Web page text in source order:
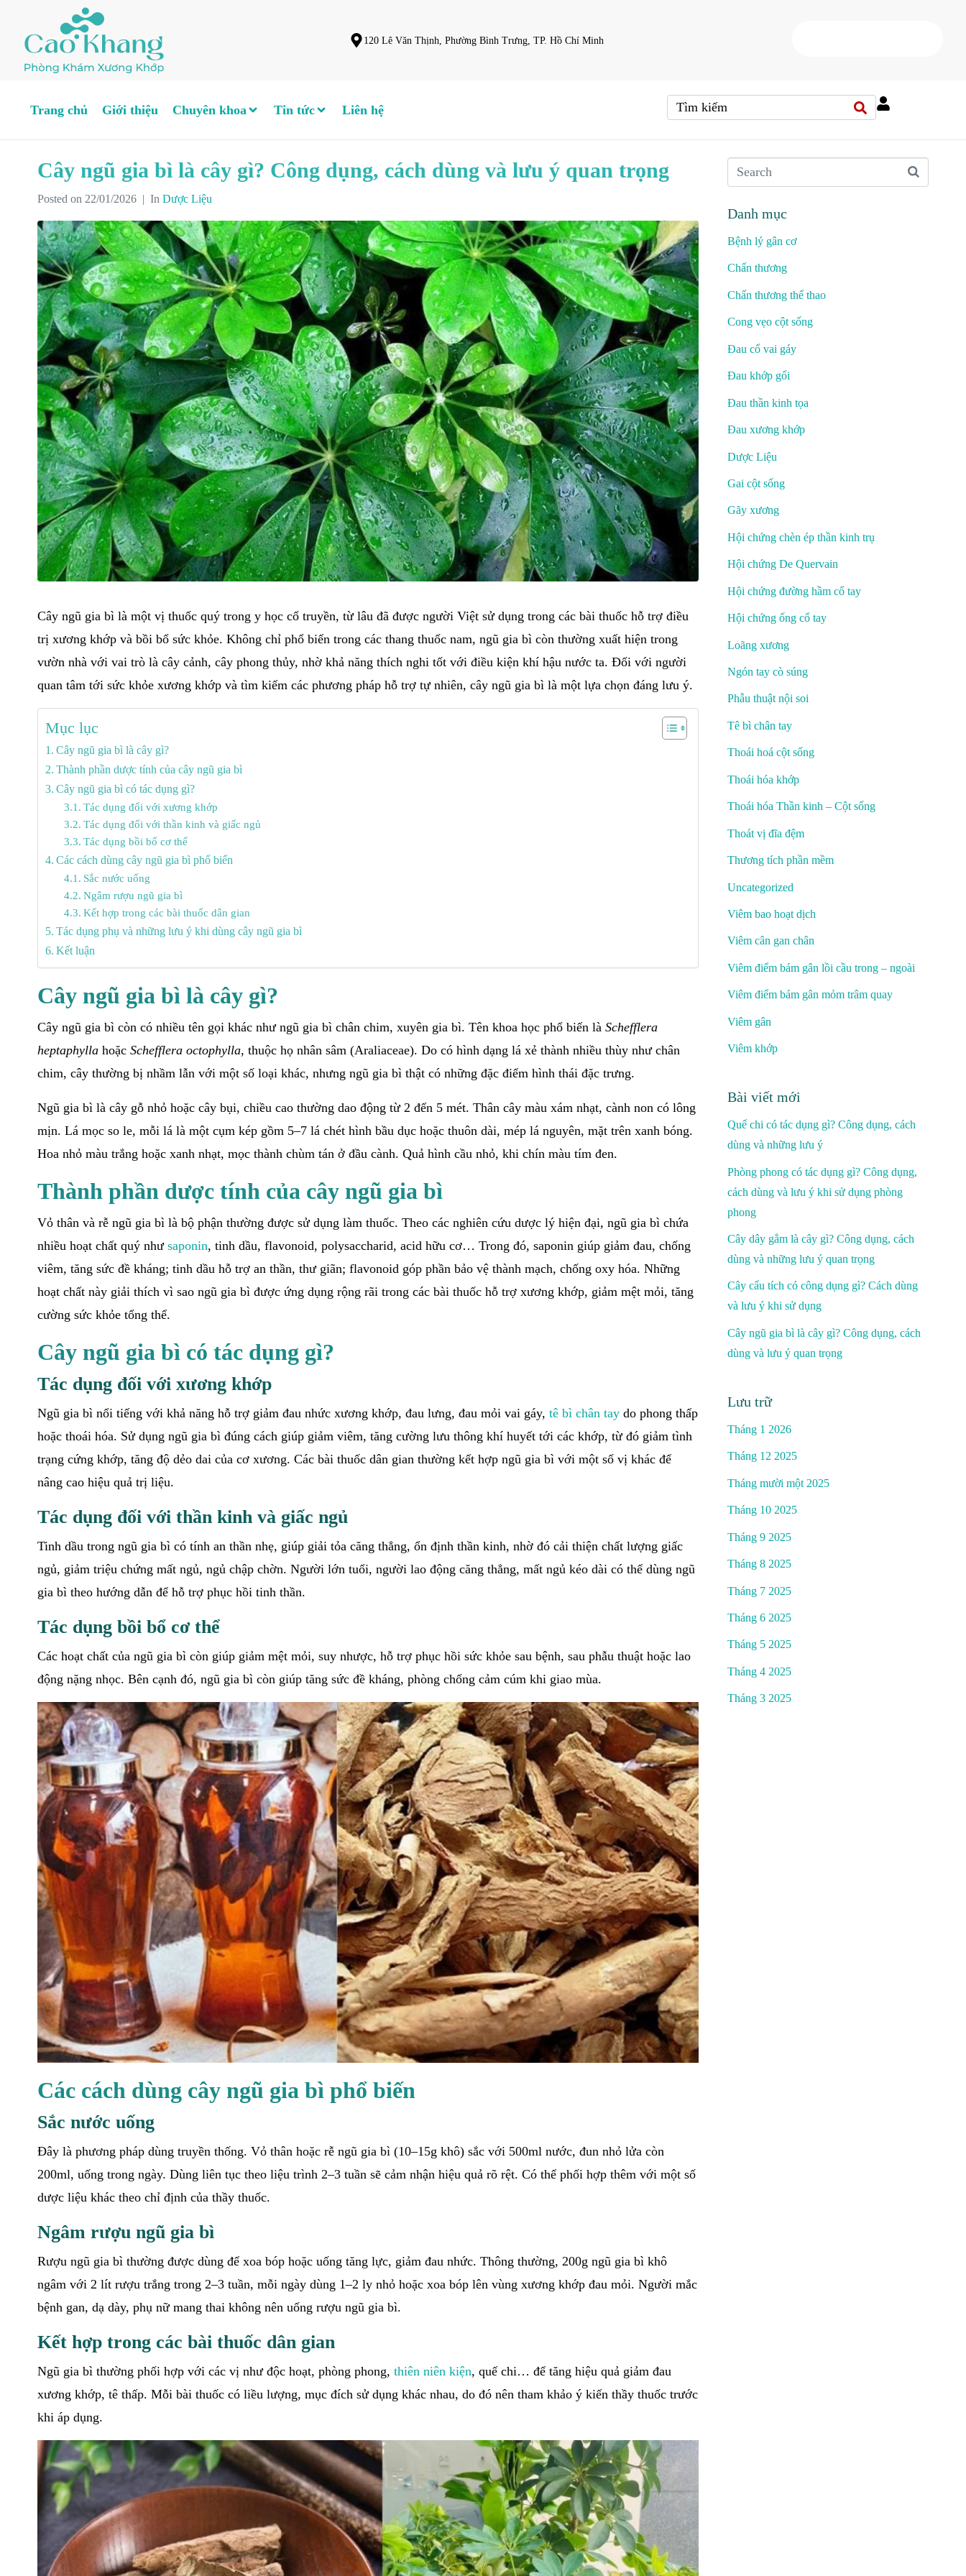
120 Lê Văn Thịnh, Phường Bình Trưng, TP. Hồ Chí Minh
Trang chủ Giới thiệu Chuyên khoa Tin tức Liên hệ
Cây ngũ gia bì là cây gì? Công dụng, cách dùng và lưu ý quan trọng
Posted on 22/01/2026 In Dược Liệu
Cây ngũ gia bì là một vị thuốc quý trong y học cổ truyền, từ lâu đã được người Việt sử dụng trong các bài thuốc hỗ trợ điều
trị xương khớp và bồi bổ sức khỏe. Không chỉ phổ biến trong các thang thuốc nam, ngũ gia bì còn thường xuất hiện trong
vườn nhà với vai trò là cây cảnh, cây phong thủy, nhờ khả năng thích nghi tốt với điều kiện khí hậu nước ta. Đối với người
quan tâm tới sức khỏe xương khớp và tìm kiếm các phương pháp hỗ trợ tự nhiên, cây ngũ gia bì là một lựa chọn đáng lưu ý.
Mục lục
Cây ngũ gia bì là cây gì?
Thành phần dược tính của cây ngũ gia bì
Cây ngũ gia bì có tác dụng gì?
Tác dụng đối với xương khớp
Tác dụng đối với thần kinh và giấc ngủ
Tác dụng bồi bổ cơ thể
Các cách dùng cây ngũ gia bì phổ biến
Sắc nước uống
Ngâm rượu ngũ gia bì
Kết hợp trong các bài thuốc dân gian
Tác dụng phụ và những lưu ý khi dùng cây ngũ gia bì
Kết luận
Cây ngũ gia bì là cây gì?
Cây ngũ gia bì còn có nhiều tên gọi khác như ngũ gia bì chân chim, xuyên gia bì. Tên khoa học phổ biến là Schefflera
heptaphylla hoặc Schefflera octophylla, thuộc họ nhân sâm (Araliaceae). Do có hình dạng lá xẻ thành nhiều thùy như chân
chim, cây thường bị nhầm lẫn với một số loại khác, nhưng ngũ gia bì thật có những đặc điểm hình thái đặc trưng.
Ngũ gia bì là cây gỗ nhỏ hoặc cây bụi, chiều cao thường dao động từ 2 đến 5 mét. Thân cây màu xám nhạt, cành non có lông
mịn. Lá mọc so le, mỗi lá là một cụm kép gồm 5–7 lá chét hình bầu dục hoặc thuôn dài, mép lá nguyên, mặt trên xanh bóng.
Hoa nhỏ màu trắng hoặc xanh nhạt, mọc thành chùm tán ở đầu cành. Quả hình cầu nhỏ, khi chín màu tím đen.
Thành phần dược tính của cây ngũ gia bì
Vỏ thân và rễ ngũ gia bì là bộ phận thường được sử dụng làm thuốc. Theo các nghiên cứu dược lý hiện đại, ngũ gia bì chứa
nhiều hoạt chất quý như saponin, tinh dầu, flavonoid, polysaccharid, acid hữu cơ… Trong đó, saponin giúp giảm đau, chống
viêm, tăng sức đề kháng; tinh dầu hỗ trợ an thần, thư giãn; flavonoid góp phần bảo vệ thành mạch, chống oxy hóa. Những
hoạt chất này giải thích vì sao ngũ gia bì được ứng dụng rộng rãi trong các bài thuốc hỗ trợ xương khớp, giảm mệt mỏi, tăng
cường sức khỏe tổng thể.
Cây ngũ gia bì có tác dụng gì?
Tác dụng đối với xương khớp
Ngũ gia bì nổi tiếng với khả năng hỗ trợ giảm đau nhức xương khớp, đau lưng, đau mỏi vai gáy, tê bì chân tay do phong thấp
hoặc thoái hóa. Sử dụng ngũ gia bì đúng cách giúp giảm viêm, tăng cường lưu thông khí huyết tới các khớp, từ đó giảm tình
trạng cứng khớp, tăng độ dẻo dai của cơ xương. Các bài thuốc dân gian thường kết hợp ngũ gia bì với một số vị khác để
nâng cao hiệu quả trị liệu.
Tác dụng đối với thần kinh và giấc ngủ
Tinh dầu trong ngũ gia bì có tính an thần nhẹ, giúp giải tỏa căng thẳng, ổn định thần kinh, nhờ đó cải thiện chất lượng giấc
ngủ, giảm triệu chứng mất ngủ, ngủ chập chờn. Người lớn tuổi, người lao động căng thẳng, mất ngủ kéo dài có thể dùng ngũ
gia bì theo hướng dẫn để hỗ trợ phục hồi tinh thần.
Tác dụng bồi bổ cơ thể
Các hoạt chất của ngũ gia bì còn giúp giảm mệt mỏi, suy nhược, hỗ trợ phục hồi sức khỏe sau bệnh, sau phẫu thuật hoặc lao
động nặng nhọc. Bên cạnh đó, ngũ gia bì còn giúp tăng sức đề kháng, phòng chống cảm cúm khi giao mùa.
Các cách dùng cây ngũ gia bì phổ biến
Sắc nước uống
Đây là phương pháp dùng truyền thống. Vỏ thân hoặc rễ ngũ gia bì (10–15g khô) sắc với 500ml nước, đun nhỏ lửa còn
200ml, uống trong ngày. Dùng liên tục theo liệu trình 2–3 tuần sẽ cảm nhận hiệu quả rõ rệt. Có thể phối hợp thêm với một số
dược liệu khác theo chỉ định của thầy thuốc.
Ngâm rượu ngũ gia bì
Rượu ngũ gia bì thường được dùng để xoa bóp hoặc uống tăng lực, giảm đau nhức. Thông thường, 200g ngũ gia bì khô
ngâm với 2 lít rượu trắng trong 2–3 tuần, mỗi ngày dùng 1–2 ly nhỏ hoặc xoa bóp lên vùng xương khớp đau mỏi. Người mắc
bệnh gan, dạ dày, phụ nữ mang thai không nên uống rượu ngũ gia bì.
Kết hợp trong các bài thuốc dân gian
Ngũ gia bì thường phối hợp với các vị như độc hoạt, phòng phong, thiên niên kiện, quế chi… để tăng hiệu quả giảm đau
xương khớp, tê thấp. Mỗi bài thuốc có liều lượng, mục đích sử dụng khác nhau, do đó nên tham khảo ý kiến thầy thuốc trước
khi áp dụng.
Danh mục
Bệnh lý gân cơ
Chấn thương
Chấn thương thể thao
Cong vẹo cột sống
Đau cổ vai gáy
Đau khớp gối
Đau thần kinh tọa
Đau xương khớp
Dược Liệu
Gai cột sống
Gãy xương
Hội chứng chèn ép thần kinh trụ
Hội chứng De Quervain
Hội chứng đường hầm cổ tay
Hội chứng ống cổ tay
Loãng xương
Ngón tay cò súng
Phẫu thuật nội soi
Tê bì chân tay
Thoái hoá cột sống
Thoái hóa khớp
Thoái hóa Thần kinh – Cột sống
Thoát vị đĩa đệm
Thương tích phần mềm
Uncategorized
Viêm bao hoạt dịch
Viêm cân gan chân
Viêm điểm bám gân lồi cầu trong – ngoài
Viêm điểm bám gân mỏm trâm quay
Viêm gân
Viêm khớp
Bài viết mới
Quế chi có tác dụng gì? Công dụng, cách
dùng và những lưu ý
Phòng phong có tác dụng gì? Công dụng,
cách dùng và lưu ý khi sử dụng phòng
phong
Cây dây gắm là cây gì? Công dụng, cách
dùng và những lưu ý quan trọng
Cây cẩu tích có công dụng gì? Cách dùng
và lưu ý khi sử dụng
Cây ngũ gia bì là cây gì? Công dụng, cách
dùng và lưu ý quan trọng
Lưu trữ
Tháng 1 2026
Tháng 12 2025
Tháng mười một 2025
Tháng 10 2025
Tháng 9 2025
Tháng 8 2025
Tháng 7 2025
Tháng 6 2025
Tháng 5 2025
Tháng 4 2025
Tháng 3 2025